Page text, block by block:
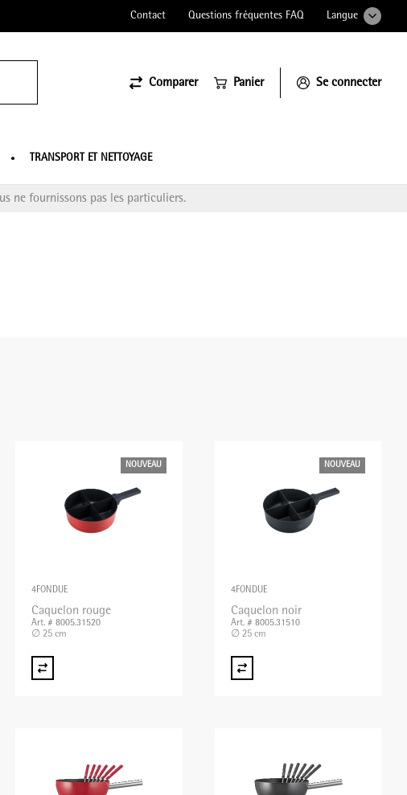
Contact Questions fréquentes FAQ Langue
Comparer Panier Se connecter
TRANSPORT ET NETTOYAGE
ne fournissons pas les particuliers.
NOUVEAU
4FONDUE
Caquelon rouge
Art. # 8005.31520
∅ 25 cm
NOUVEAU
4FONDUE
Caquelon noir
Art. # 8005.31510
∅ 25 cm